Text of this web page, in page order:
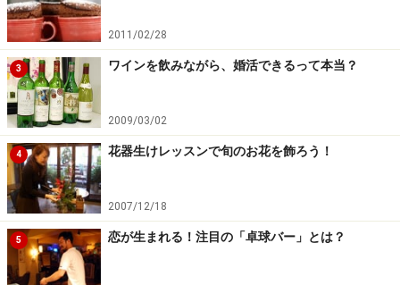
2011/02/28
3 ワインを飲みながら、婚活できるって本当？
2009/03/02
4 花器生けレッスンで旬のお花を飾ろう！
2007/12/18
5 恋が生まれる！注目の「卓球バー」とは？